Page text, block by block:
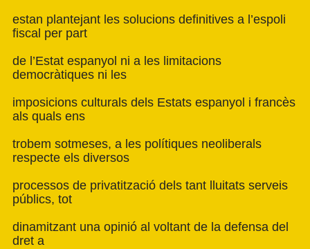
estan plantejant les solucions definitives a l’espoli
fiscal per part
de l’Estat espanyol ni a les limitacions
democràtiques ni les
imposicions culturals dels Estats espanyol i francès
als quals ens
trobem sotmeses, a les polítiques neoliberals
respecte els diversos
processos de privatització dels tant lluitats serveis
públics, tot
dinamitzant una opinió al voltant de la defensa del
dret a